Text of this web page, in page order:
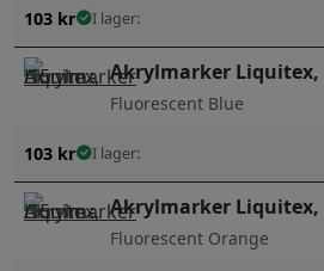
103 kr I lager:
Akrylmarker Liquitex,
Fluorescent Blue
103 kr I lager:
Akrylmarker Liquitex,
Fluorescent Orange